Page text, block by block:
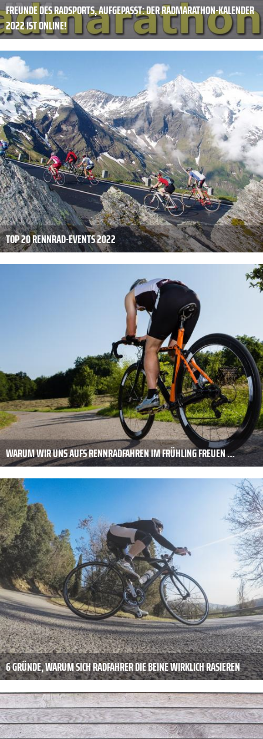
FREUNDE DES RADSPORTS, AUFGEPASST: DER RADMARATHON-KALENDER
2022 IST ONLINE!
TOP 20 RENNRAD-EVENTS 2022
WARUM WIR UNS AUFS RENNRADFAHREN IM FRÜHLING FREUEN …
6 GRÜNDE, WARUM SICH RADFAHRER DIE BEINE WIRKLICH RASIEREN